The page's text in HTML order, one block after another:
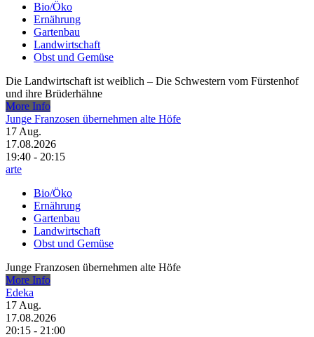
Bio/Öko
Ernährung
Gartenbau
Landwirtschaft
Obst und Gemüse
Die Landwirtschaft ist weiblich – Die Schwestern vom Fürstenhof
und ihre Brüderhähne
More Info
Junge Franzosen übernehmen alte Höfe
17 Aug.
17.08.2026
19:40 - 20:15
arte
Bio/Öko
Ernährung
Gartenbau
Landwirtschaft
Obst und Gemüse
Junge Franzosen übernehmen alte Höfe
More Info
Edeka
17 Aug.
17.08.2026
20:15 - 21:00